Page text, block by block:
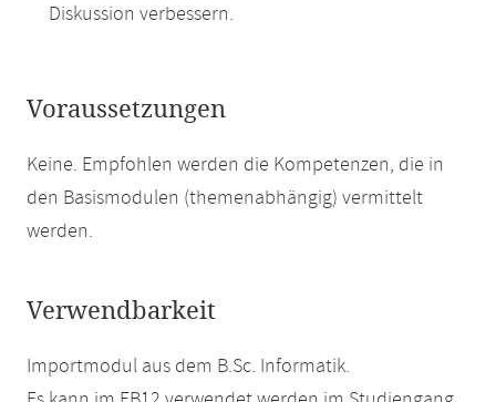
Diskussion verbessern.
Voraussetzungen
Keine. Empfohlen werden die Kompetenzen, die in
den Basismodulen (themenabhängig) vermittelt
werden.
Verwendbarkeit
Importmodul aus dem B.Sc. Informatik.